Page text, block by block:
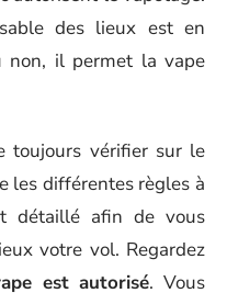
des lieux est en
non, il permet la vape
toujours vérifier sur le
les différentes règles à
détaillé afin de vous
votre vol. Regardez
est autorisé. Vous